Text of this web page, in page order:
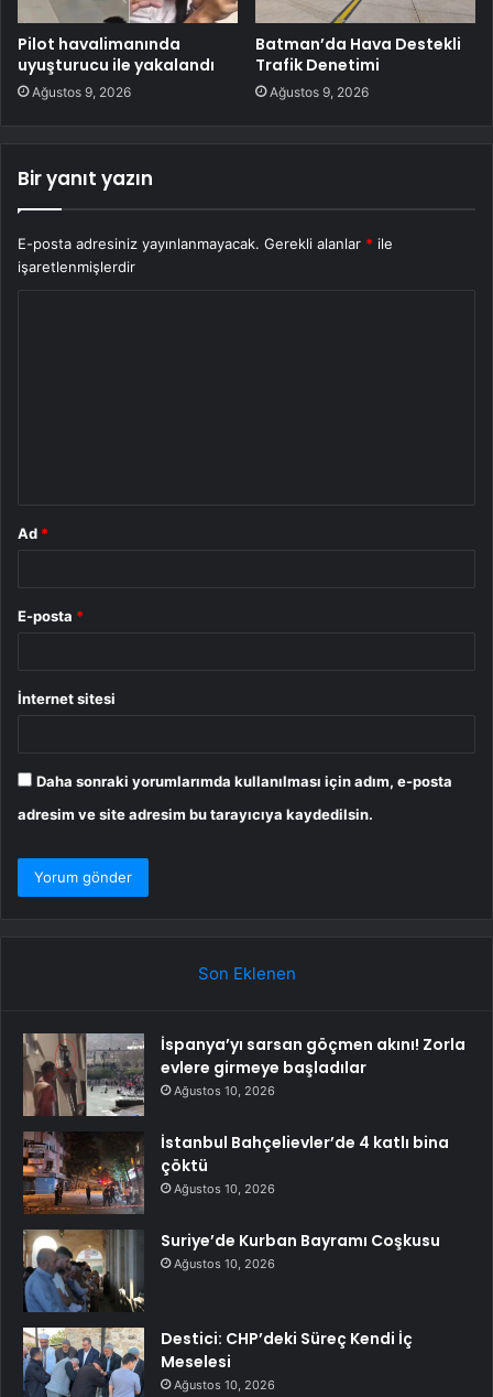
Pilot havalimanında
uyuşturucu ile yakalandı
Ağustos 9, 2026
Batman’da Hava Destekli
Trafik Denetimi
Ağustos 9, 2026
Bir yanıt yazın
E-posta adresiniz yayınlanmayacak. Gerekli alanlar * ile
işaretlenmişlerdir
Ad *
E-posta *
İnternet sitesi
Daha sonraki yorumlarımda kullanılması için adım, e-posta
adresim ve site adresim bu tarayıcıya kaydedilsin.
Son Eklenen
İspanya’yı sarsan göçmen akını! Zorla
evlere girmeye başladılar
Ağustos 10, 2026
İstanbul Bahçelievler’de 4 katlı bina
çöktü
Ağustos 10, 2026
Suriye’de Kurban Bayramı Coşkusu
Ağustos 10, 2026
Destici: CHP’deki Süreç Kendi İç
Meselesi
Ağustos 10, 2026